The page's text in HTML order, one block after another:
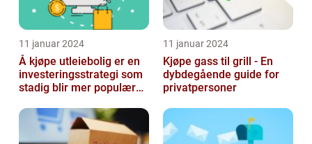
11 januar 2024
Å kjøpe utleiebolig er en
investeringsstrategi som
stadig blir mer populær
11 januar 2024
Kjøpe gass til grill - En
dybdegående guide for
privatpersoner